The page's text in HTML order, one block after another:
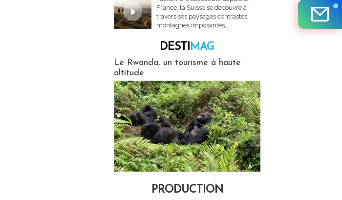
France, la Suisse se découvre à
travers ses paysages contrastés,
montagnes imposantes,...
DESTIMAG
Le Rwanda, un tourisme à haute
altitude
PRODUCTION